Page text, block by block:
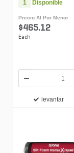
1 Disponible
Precio Al Por Menor
$465.12
Each
levantar